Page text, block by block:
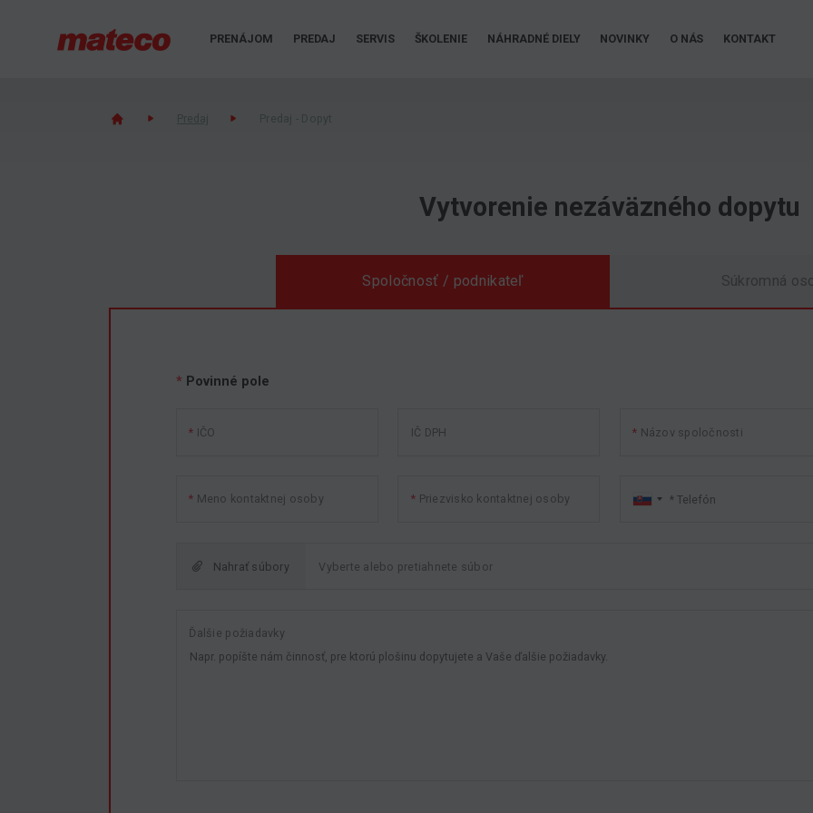
PRENÁJOM PREDAJ SERVIS ŠKOLENIE NÁHRADNÉ DIELY NOVINKY O NÁS KONTAKT
Vytvorenie nezáväzného dopytu
Spoločnosť / podnikateľ Súkromná
* Povinné pole
IČO IČ DPH Názov spoločnosti
Meno kontaktnej osoby Priezvisko kontaktnej osoby
Nahrať súbory
Ďalšie požiadavky